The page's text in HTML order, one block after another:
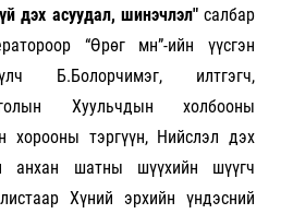
дэх асуудал, шинэчлэл"салбар
“Өрөг мн”-ийн үүсгэн
Б.Болорчимэг, илтгэгч,
Хуульчдын холбооны
хорооны тэргүүн, Нийслэл дэх
анхан шатны шүүхийн шүүгч
Хүний эрхийн үндэсний